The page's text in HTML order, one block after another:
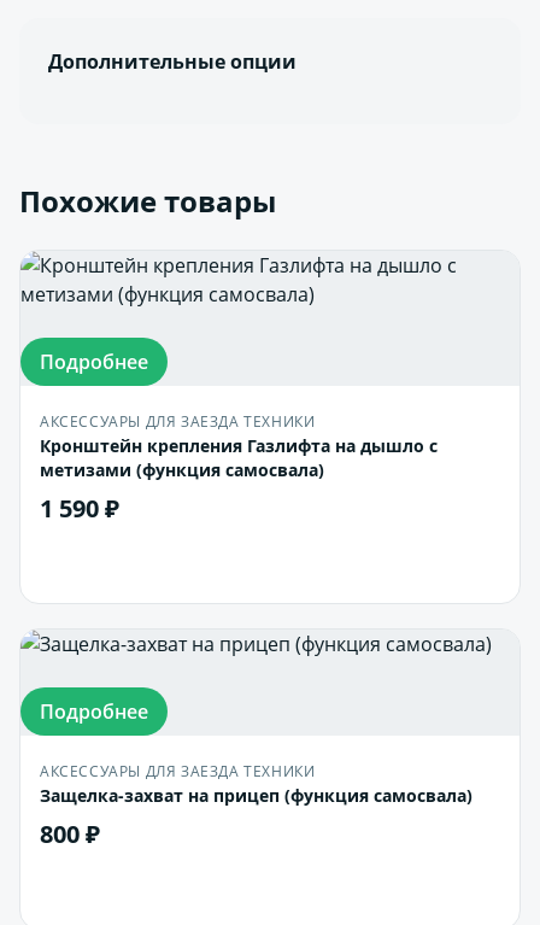
Дополнительные опции
Похожие товары
Подробнее
АКСЕССУАРЫ ДЛЯ ЗАЕЗДА ТЕХНИКИ
Кронштейн крепления Газлифта на дышло с
метизами (функция самосвала)
1 590 ₽
Подробнее
АКСЕССУАРЫ ДЛЯ ЗАЕЗДА ТЕХНИКИ
Защелка-захват на прицеп (функция самосвала)
800 ₽